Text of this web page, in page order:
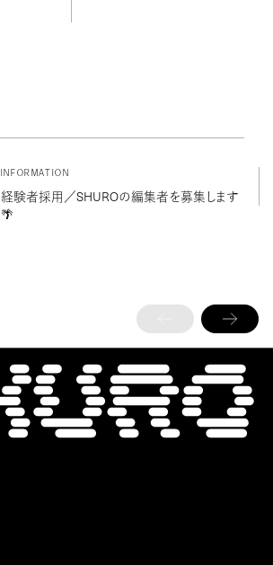
INFORMATION
経験者採用／SHUROの編集者を募集します
🌴